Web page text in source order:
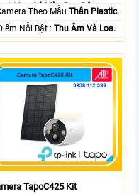
10m Có Màu Ban Ðêm.
Camera Theo MẫuThân Plastic.
️💎 Điểm Nỗi Bật :Thu Âm Và Loa.
TapoC425 Kit